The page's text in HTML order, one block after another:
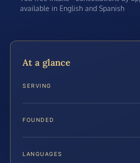
available in English and Spanish
At a glance
SERVING
FOUNDED
LANGUAGES